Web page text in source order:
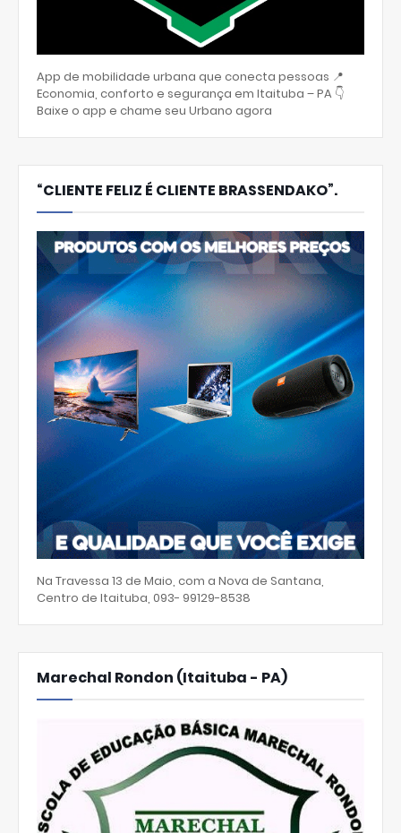
App de mobilidade urbana que conecta pessoas 📍
Economia, conforto e segurança em Itaituba – PA 👇
Baixe o app e chame seu Urbano agora
“CLIENTE FELIZ É CLIENTE BRASSENDAKO”.
Na Travessa 13 de Maio, com a Nova de Santana,
Centro de Itaituba, 093- 99129-8538
Marechal Rondon (Itaituba - PA)